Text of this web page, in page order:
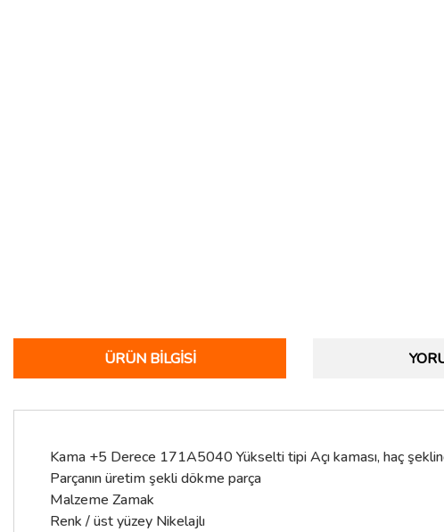
ÜRÜN BILGISI
Kama +5 Derece 171A5040 Yükselti tipi Açı kaması, haç
Parçanın üretim şekli dökme parça
Malzeme Zamak
Renk / üst yüzey Nikelajlı